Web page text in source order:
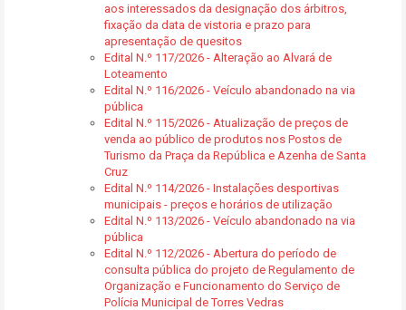
aos interessados da designação dos árbitros,
fixação da data de vistoria e prazo para
apresentação de quesitos
Edital N.º 117/2026 - Alteração ao Alvará de
Loteamento
Edital N.º 116/2026 - Veículo abandonado na via
pública
Edital N.º 115/2026 - Atualização de preços de
venda ao público de produtos nos Postos de
Turismo da Praça da República e Azenha de Santa
Cruz
Edital N.º 114/2026 - Instalações desportivas
municipais - preços e horários de utilização
Edital N.º 113/2026 - Veículo abandonado na via
pública
Edital N.º 112/2026 - Abertura do período de
consulta pública do projeto de Regulamento de
Organização e Funcionamento do Serviço de
Polícia Municipal de Torres Vedras